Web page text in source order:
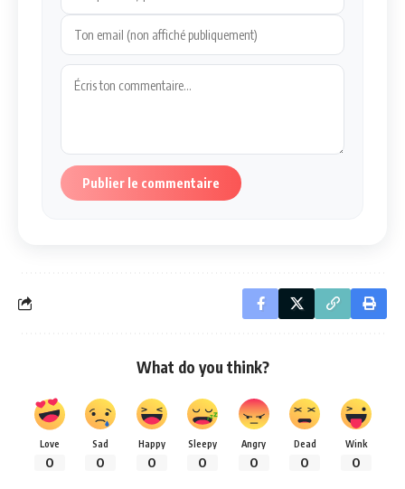
Publier le commentaire
What do you think?
Love
0
Sad
0
Happy
0
Sleepy
0
Angry
0
Dead
0
Wink
0